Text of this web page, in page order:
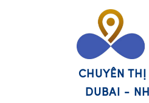
CHUYÊN
DUBAI -